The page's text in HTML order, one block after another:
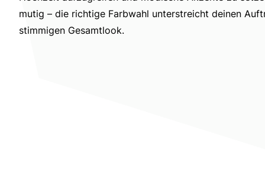
mutig – die richtige Farbwahl unterstreicht deinen
stimmigen Gesamtlook.